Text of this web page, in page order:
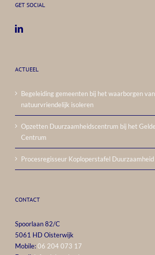
GET SOCIAL
ACTUEEL
Begeleiding gemeenten bij het waarborgen van
natuurvriendelijk isoleren
Opzetten Duurzaamheidscentrum bij het
Centrum
Procesregisseur Koploperstafel Duurzaamheid
CONTACT
Spoorlaan 82/C
5061 HD Oisterwijk
Mobile:06 204 073 17